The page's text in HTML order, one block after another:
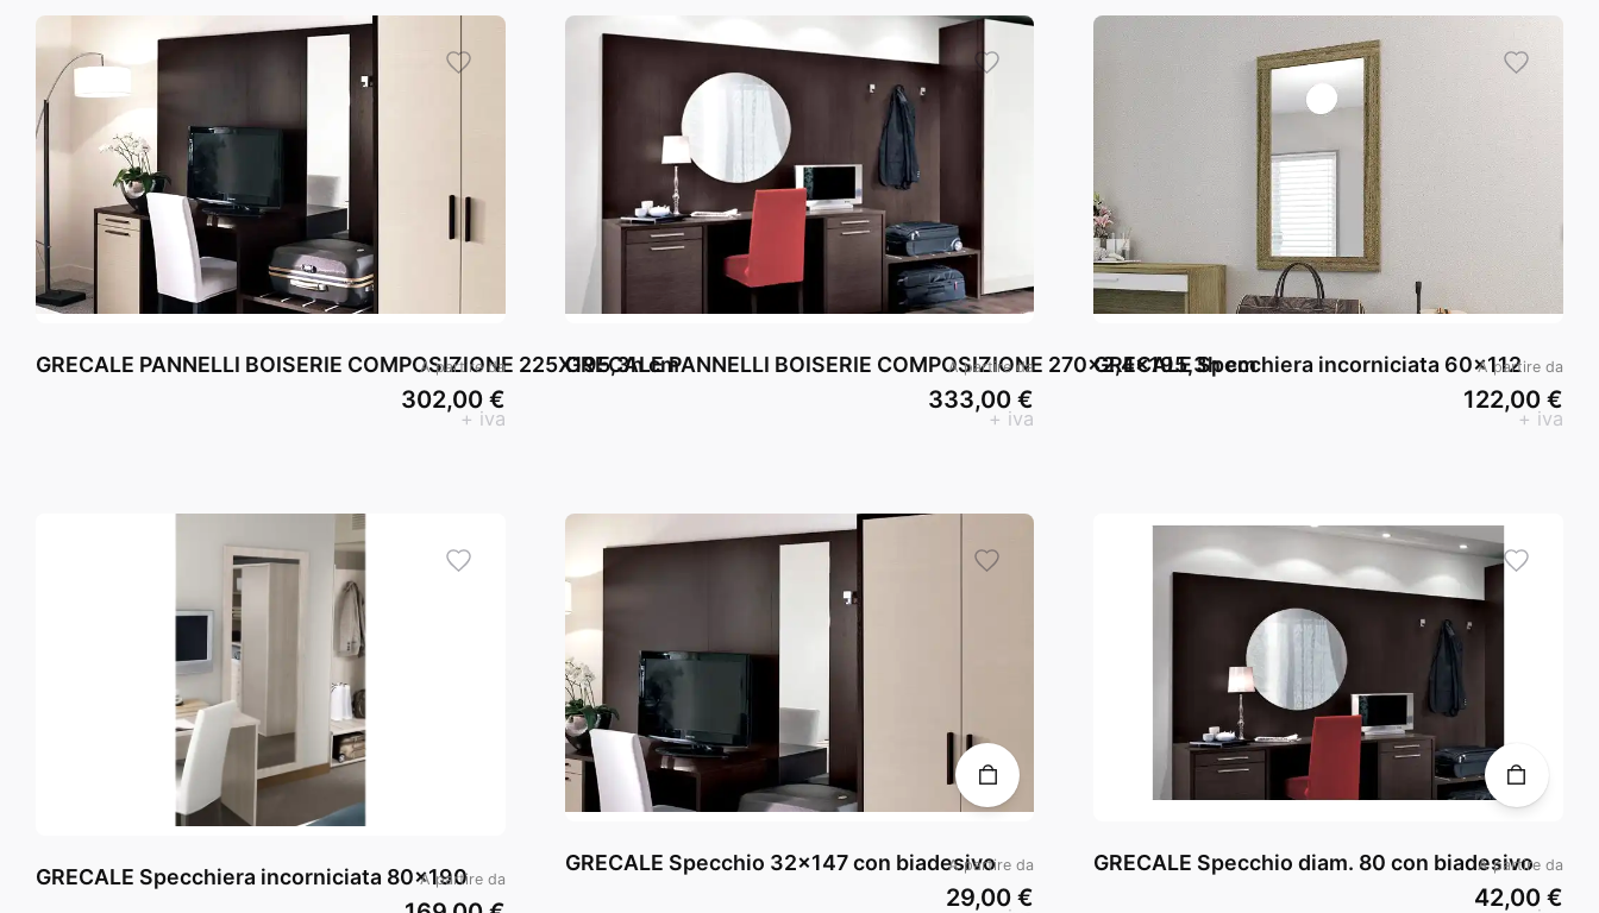
GRECALE PANNELLI BOISERIE COMPOSIZIONE 225X195,3h cm
A partire da
302,00 €
+ iva
GRECALE PANNELLI BOISERIE COMPOSIZIONE 270x2,4x195,3h cm
A partire da
333,00 €
+ iva
GRECALE Specchiera incorniciata 60x112A partire da
122,00 €
+ iva
GRECALE Specchiera incorniciata 80x190
A partire da
GRECALE Specchio 32x147 con biadesivo
A partire da
29,00 €
GRECALE Specchio diam. 80 con biadesivo
A partire da
42,00 €